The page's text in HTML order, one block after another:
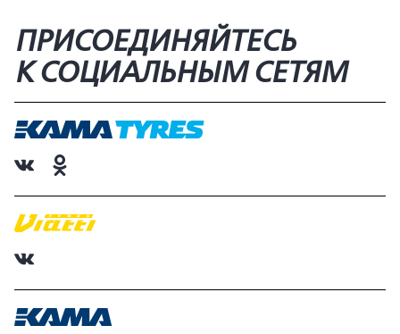
ПРИСОЕДИНЯЙТЕСЬ
К СОЦИАЛЬНЫМ СЕТЯМ